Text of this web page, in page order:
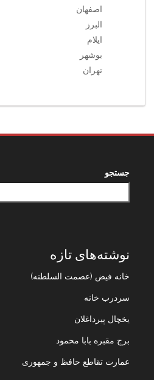
اصفهان
البرز
ایلام
بوشهر
تهران
جستجو
نوشته‌های تازه
خانه فیض (عصمت السلطنه)
سردرب خانه
یخچال پیرداغلان
برج مقبره بابا محمود
عمارت تقاطع حافظ و جمهوری